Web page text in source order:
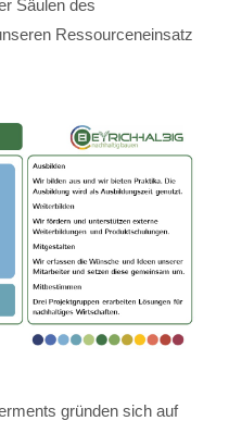
Säulen des
Ressourceneinsatz
gründen sich auf